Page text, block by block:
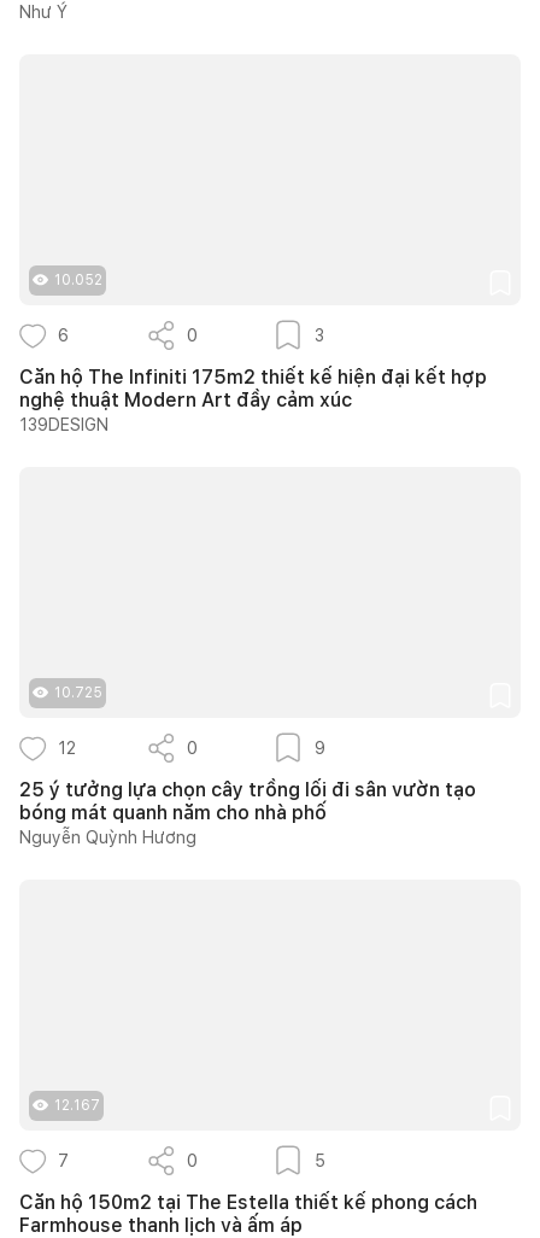
Như Ý
10.052
6 0 3
Căn hộ The Infiniti 175m2 thiết kế hiện đại kết hợp
nghệ thuật Modern Art đầy cảm xúc
139DESIGN
10.725
12 0 9
25 ý tưởng lựa chọn cây trồng lối đi sân vườn tạo
bóng mát quanh năm cho nhà phố
Nguyễn Quỳnh Hương
12.167
7 0 5
Căn hộ 150m2 tại The Estella thiết kế phong cách
Farmhouse thanh lịch và ấm áp